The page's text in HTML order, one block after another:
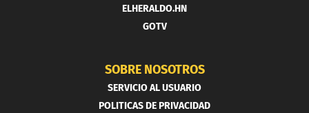
ELHERALDO.HN
GOTV
SOBRE NOSOTROS
SERVICIO AL USUARIO
POLITICAS DE PRIVACIDAD